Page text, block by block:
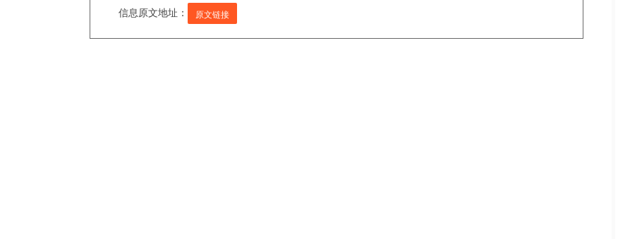
信息原文地址：
原文链接